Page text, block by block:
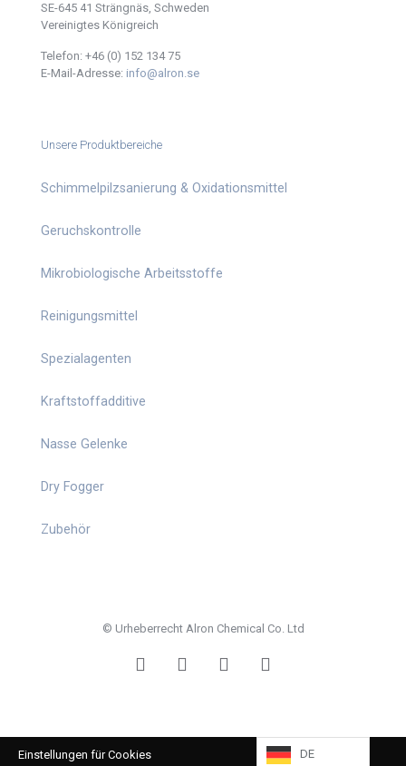
SE-645 41 Strängnäs, Schweden
Vereinigtes Königreich
Telefon: +46 (0) 152 134 75
E-Mail-Adresse: info@alron.se
Unsere Produktbereiche
Schimmelpilzsanierung & Oxidationsmittel
Geruchskontrolle
Mikrobiologische Arbeitsstoffe
Reinigungsmittel
Spezialagenten
Kraftstoffadditive
Nasse Gelenke
Dry Fogger
Zubehör
© Urheberrecht Alron Chemical Co. Ltd
Einstellungen für Cookies DE